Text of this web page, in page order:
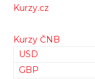
Kurzy.cz
Kurzy ČNB
USD
GBP